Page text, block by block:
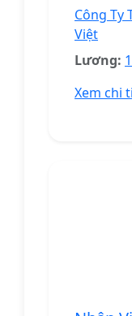
Công Ty
Việt
Lương:
Xem chi